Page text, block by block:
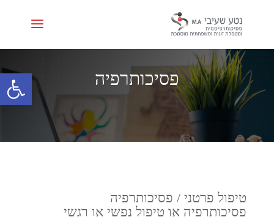
פתח פסיכותרפיה
טיפול פרטני / פסיכותרפיה
פסיכותרפיה או טיפול נפשי או רגשי